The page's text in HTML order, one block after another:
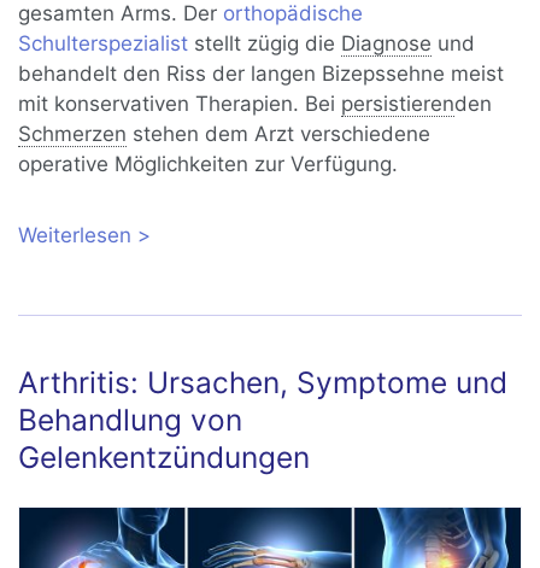
gesamten Arms. Der orthopädische
Schulterspezialist stellt zügig die Diagnose und
behandelt den Riss der langen Bizepssehne meist
mit konservativen Therapien. Bei persistierenden
Schmerzen stehen dem Arzt verschiedene
operative Möglichkeiten zur Verfügung.
Weiterlesen über Riss der langen Bizepssehne:
Arthritis: Ursachen, Symptome und
Behandlung von
Gelenkentzündungen